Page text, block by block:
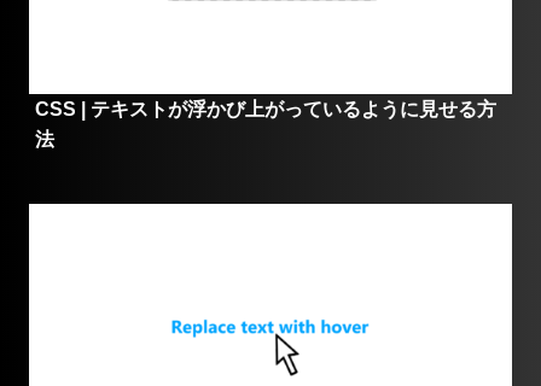
CSS | テキストが浮かび上がっているように見せる方
法